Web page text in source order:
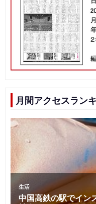
月間アクセスラン